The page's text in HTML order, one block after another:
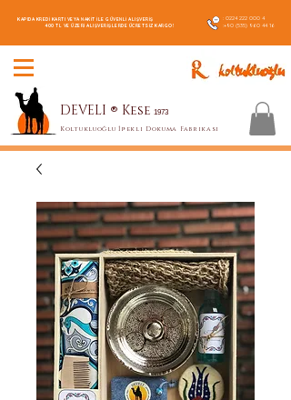
KAPIDA KREDİ KARTI VEYA NAKİT İLE GÜVENLİ ALIŞVERİŞ
400 TL VE ÜZERİ ALIŞVERİŞLERDE ÜCRETSİZ KARGO!
: 0224 222 000 4
:+90 (535) 960 44 16
DEVELI ® Kese 1973
Koltukluoğlu İpekli Dokuma Fabrikası